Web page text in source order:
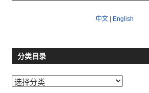
中文 English
分类目录
分